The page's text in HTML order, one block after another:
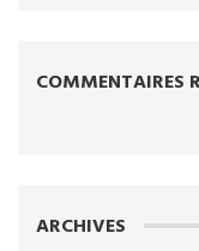
COMMENTAIRES
ARCHIVES